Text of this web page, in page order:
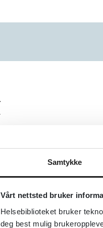
Samtykke
Vårt nettsted bruker
Helsebiblioteket bruker
deg best mulig